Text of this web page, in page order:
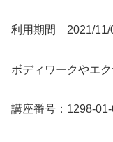
利用期間 2021/11/
ボディワークやエ
講座番号：1298-